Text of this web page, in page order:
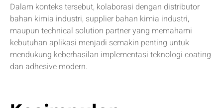
Dalam konteks tersebut, kolaborasi dengan distributor
bahan kimia industri, supplier bahan kimia industri,
maupun technical solution partner yang memahami
kebutuhan aplikasi menjadi semakin penting untuk
mendukung keberhasilan implementasi teknologi coating
dan adhesive modern.